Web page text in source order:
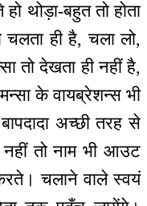
थोड़ा-बहुत तो होता
चलता ही है, चला लो,
तो देखता ही नहीं है,
के वायब्रेशन्स भी
अच्छी तरह से
तो नाम भी आउट
चलाने वाले स्वयं